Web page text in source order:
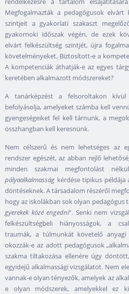
Megfogalmazták a pedagógusok
szintjeit a gyakorlati szakaszt
gyakornoki időszak végén, de ezek
elvárt felkészültség szintjét, újra
követelményeket. Biztosított-e a
A kompetenciák áthatják-e az egyes
keretében alkalmazott módszereket?
A tanárképzést a felsoroltakon
befolyásolja, amelyeket számba kell
gyengeségeiket fel kell tárnunk, a
összhangban kell keresnünk.
Nem célszerű és nem lehetséges az
rendszer egészét, az abban rejlő
minden szakmai megfontolást
pályaalkalmasság kérdése tipikus példája
döntéseknek. A társadalom részéről
hogy az iskolákban sok olyan pedagógus
gyerekek közé engedni”. Senki nem
felkészültségbeli hiányosságok, a
traumák, a túlmunkát követelő anyagi
okozzák-e az adott pedagógusok
szakma tiltakozása ellenére úgy
egyidejű alkalmassági vizsgálatot. Nem
vannak-e olyan tényezők, amelyek az
e olyan módszerek, amelyekkel ez